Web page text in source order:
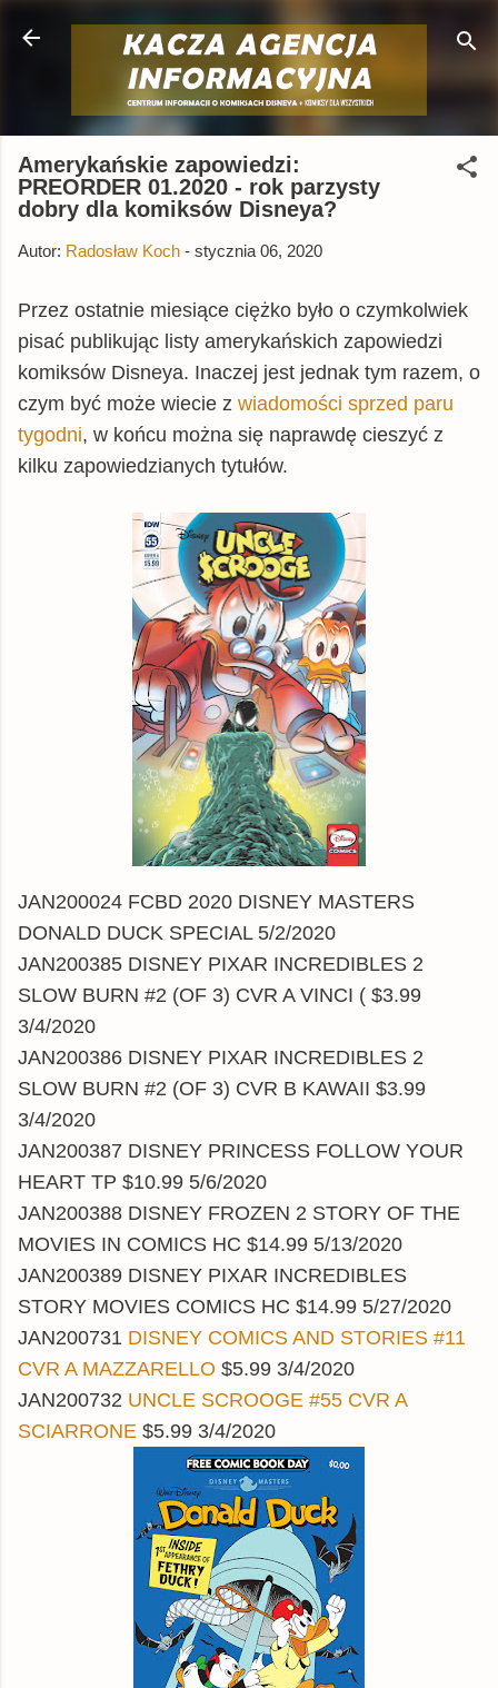
Przejdź do głównej zawartości
Amerykańskie zapowiedzi:
PREORDER 01.2020 - rok parzysty
dobry dla komiksów Disneya?
Autor: Radosław Koch - stycznia 06, 2020
Przez ostatnie miesiące ciężko było o czymkolwiek
pisać publikując listy amerykańskich zapowiedzi
komiksów Disneya. Inaczej jest jednak tym razem, o
czym być może wiecie z wiadomości sprzed paru
tygodni, w końcu można się naprawdę cieszyć z
kilku zapowiedzianych tytułów.
JAN200024 FCBD 2020 DISNEY MASTERS
DONALD DUCK SPECIAL 5/2/2020
JAN200385 DISNEY PIXAR INCREDIBLES 2
SLOW BURN #2 (OF 3) CVR A VINCI ( $3.99
3/4/2020
JAN200386 DISNEY PIXAR INCREDIBLES 2
SLOW BURN #2 (OF 3) CVR B KAWAII $3.99
3/4/2020
JAN200387 DISNEY PRINCESS FOLLOW YOUR
HEART TP $10.99 5/6/2020
JAN200388 DISNEY FROZEN 2 STORY OF THE
MOVIES IN COMICS HC $14.99 5/13/2020
JAN200389 DISNEY PIXAR INCREDIBLES
STORY MOVIES COMICS HC $14.99 5/27/2020
JAN200731 DISNEY COMICS AND STORIES #11
CVR A MAZZARELLO $5.99 3/4/2020
JAN200732 UNCLE SCROOGE #55 CVR A
SCIARRONE $5.99 3/4/2020